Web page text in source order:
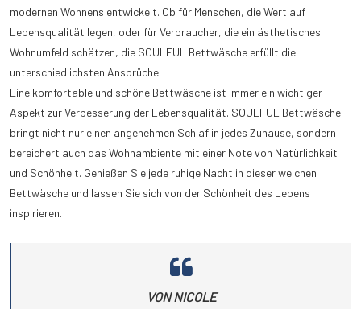
modernen Wohnens entwickelt. Ob für Menschen, die Wert auf
Lebensqualität legen, oder für Verbraucher, die ein ästhetisches
Wohnumfeld schätzen, die SOULFUL Bettwäsche erfüllt die
unterschiedlichsten Ansprüche.
Eine komfortable und schöne Bettwäsche ist immer ein wichtiger
Aspekt zur Verbesserung der Lebensqualität. SOULFUL Bettwäsche
bringt nicht nur einen angenehmen Schlaf in jedes Zuhause, sondern
bereichert auch das Wohnambiente mit einer Note von Natürlichkeit
und Schönheit. Genießen Sie jede ruhige Nacht in dieser weichen
Bettwäsche und lassen Sie sich von der Schönheit des Lebens
inspirieren.
VON NICOLE